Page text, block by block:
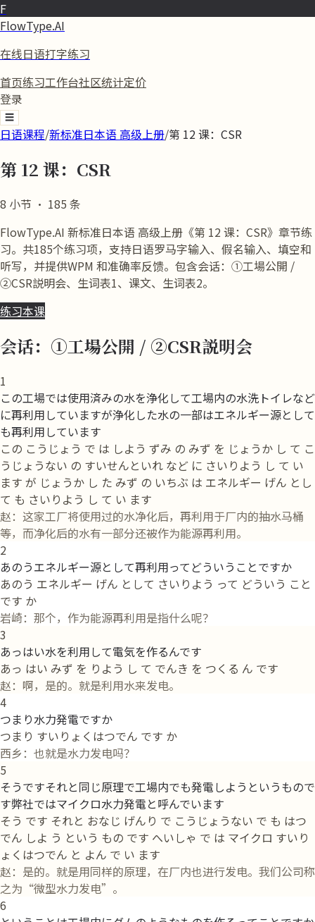
F
FlowType.AI
在线日语打字练习
首页练习工作台社区统计定价
登录
☰
日语课程/新标准日本语 高级上册/第 12 课：CSR
第 12 课：CSR
8 小节 · 185 条
FlowType.AI 新标准日本语 高级上册《第 12 课：CSR》章节练
习。共185个练习项，支持日语罗马字输入、假名输入、填空和
听写，并提供WPM 和准确率反馈。包含会话：①工場公開 /
②CSR説明会、生词表1、课文、生词表2。
练习本课
会话：①工場公開 / ②CSR説明会
1
この工場では使用済みの水を浄化して工場内の水洗トイレなど
に再利用していますが浄化した水の一部はエネルギー源として
も再利用しています
この こうじょう で は しよう ずみ の みず を じょうか し て こ
うじょうない の すいせんといれ など に さいりよう し て い
ます が じょうか し た みず の いちぶ は エネルギー げん とし
て も さいりよう し て い ます
赵：这家工厂将使用过的水净化后，再利用于厂内的抽水马桶
等，而净化后的水有一部分还被作为能源再利用。
2
あのうエネルギー源として再利用ってどういうことですか
あのう エネルギー げん として さいりよう って どういう こと
です か
岩崎：那个，作为能源再利用是指什么呢？
3
あっはい水を利用して電気を作るんです
あっ はい みず を りよう し て でんき を つくる ん です
赵：啊，是的。就是利用水来发电。
4
つまり水力発電ですか
つまり すいりょくはつでん です か
西乡：也就是水力发电吗？
5
そうですそれと同じ原理で工場内でも発電しようというもので
す弊社ではマイクロ水力発電と呼んでいます
そう です それと おなじ げんり で こうじょうない で も はつ
でん しよ う という もの です へいしゃ で は マイクロ すいり
ょくはつでん と よん で い ます
赵：是的。就是用同样的原理，在厂内也进行发电。我们公司称
之为“微型水力发电”。
6